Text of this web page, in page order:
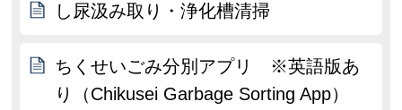
し尿汲み取り・浄化槽清掃
ちくせいごみ分別アプリ ※英語版あ
り（Chikusei Garbage Sorting App）